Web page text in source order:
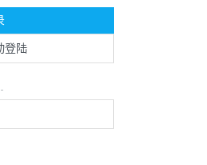
登陆